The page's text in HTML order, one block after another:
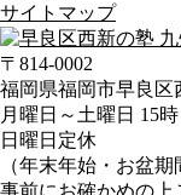
サイトマップ
〒814-0002
福岡県福岡市早良区
月曜日～土曜日 15
日曜日定休
（年末年始・お盆